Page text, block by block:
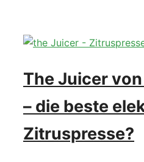
The Juicer
– die beste
Zitruspresse?